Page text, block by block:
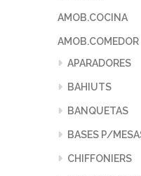
AMOB.COCINA
AMOB.COMEDOR
APARADORES
BAHIUTS
BANQUETAS
BASES P/
CHIFFONIERS